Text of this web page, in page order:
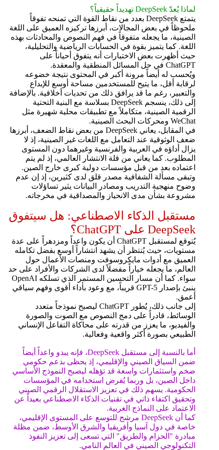
لماذا يُعدّ DeepSeek تهديداً حقيقياً؟
يتمتع DeepSeek بعدد من نقاط القوة التي تمنحه تفوقاً
ملحوظاً في بعض المجالات، أبرزها تركيزه العميق على اللغة
الصينية، ما يجعله متفوقاً في فهم النصوص والمحادثات بهذه
اللغة. كما يتميز بقوة في الحسابات الرياضية والتحليلية،
حيث أظهرت بعض الاختبارات أنه يتفوق أحياناً على
ChatGPT في حل المسائل المنطقية والمعقدة.
ويُحسب له أيضاً مرونة أكبر في المحتوى نتيجة خضوعه
لرقابة أقل، ما يتيح للمستخدمين مساحة أوسع للإبداع
والتعبير، رغم ما قد يرافق ذلك من تحديات أخلاقية. بالإضافة
إلى ذلك، ينسجم DeepSeek بسلاسة مع البنية التحتية
الرقمية الصينية، متكاملاً مع تطبيقات محلية شهيرة مثل
WeChat ومحركات البحث الصينية.
في المقابل، يعاني DeepSeek من بعض نقاط الضعف، أبرزها
ضعف الوثوقية عند التعامل مع اللغات غير الصينية، إذ لا
يزال أداؤه في العربية والفرنسية وغيرهما دون المستوى
المطلوب. كما يعاني من قلة الانتشار العالمي، إذ لم يتم
اعتماده بعد من قبل مؤسسات دولية كبرى خارج الصين.
وتبقى مسألة الشفافية مصدر قلق لدى كثيرين، إذ إن عدم
وضوح منهجية التدريب ومصادر البيانات يثير تساؤلات
مشروعة بشأن مدى الانحياز والمصداقية في مخرجاته.
مستقبل الذكاء الاصطناعي: هل سيتفوق
DeepSeek على ChatGPT؟
يُتوقع لمستقبل ChatGPT أن يكون واعداً ومزدهراً على عدة
مستويات، حيث يُنتظر أن يشهد انتشاراً أوسع بفضل تكامله
العميق مع أدوات مايكروسوفت ومنصات الأعمال حول
العالم، ما يجعله خياراً مفضلاً لدى الشركات والأفراد على حد
سواء. كما أن مسار التحسين المستمر الذي تسلكه OpenAI
ينبئ بإصدار GPT-5 قريباً، مع وعود بأداء أقوى وفهم سياقي
أعمق.
إلى جانب ذلك، يُطور ChatGPT ليصبح نموذجاً متعدد
الوسائط، قادراً على دمج النصوص مع الصوت والصورة
والفيديو، ما يعزز من قدرته على محاكاة التفاعل الإنساني
الطبيعي بصورة أكثر واقعية وفعالية.
أما بالنسبة إلى مستقبل DeepSeek، فإنه يبدو واعداً أيضاً
ضمن السياق الصيني والإقليمي، إذ يحظى بدعم حكومي
ضخم واستثمارات واسعة قد تؤهله ليصبح النموذج الأساسي
داخل الصين، بل وربما يُفرض استخدامه في المؤسسات
الحكومية. يسهم ذلك في تعزيز الاستقلال الرقمي الصيني
وتحقيق اكتفاء ذاتي في تقنيات الذكاء الاصطناعي بعيداً عن
الاعتماد على النماذج الغربية.
كما أن DeepSeek مرشح للتوسع على المستوى الإقليمي،
خاصة في دول آسيا وأفريقيا والشرق الأوسط، ضمن مظلة
مبادرة "الحزام والطريق" التي تسعى إلى تعزيز النفوذ
التكنولوجي الصيني في العالم النامي.